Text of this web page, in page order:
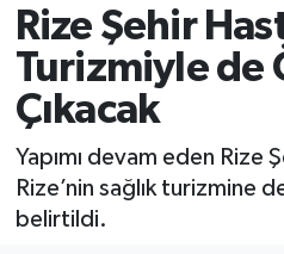
Rize Şehir
Turizmiyle de
Çıkacak
Yapımı devam eden Rize
Rize’nin sağlık turizmine
belirtildi.
Yurttan Haberler
Ekonomi
Sağlık
Rize Trafik Yoğunluk
Süper Lig Puan
Son Dakika Haberleri